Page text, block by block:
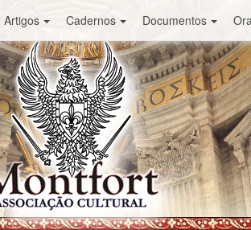
Artigos Cadernos Documentos